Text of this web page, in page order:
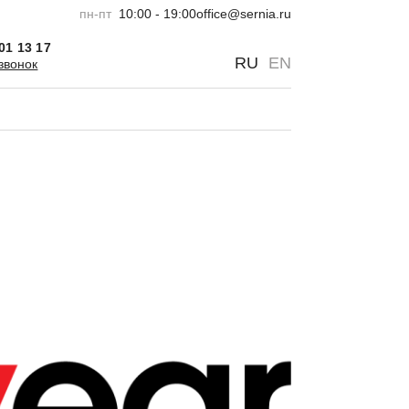
пн-пт 10:00 - 19:00office@sernia.ru
13 17
RU EN